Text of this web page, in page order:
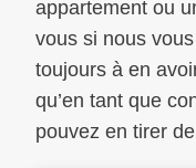
appartement ou
vous si nous
toujours à en
qu’en tant que
pouvez en tirer